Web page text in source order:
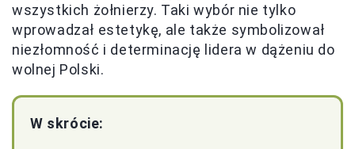
wszystkich żołnierzy. Taki wybór nie tylko
wprowadzał estetykę, ale także symbolizował
niezłomność i determinację lidera w dążeniu do
wolnej Polski.
W skrócie: